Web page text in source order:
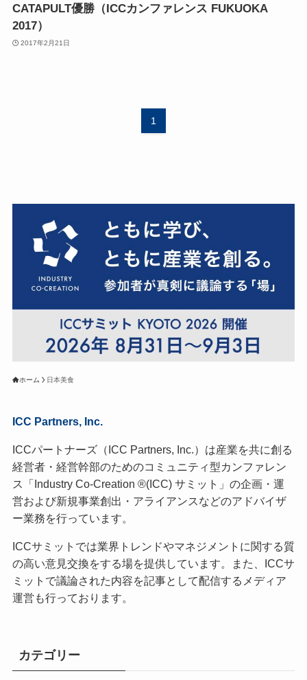
CATAPULT優勝（ICCカンファレンス FUKUOKA
2017）
2017年2月21日
1
ホーム 日本美食
ICC Partners, Inc.
ICCパートナーズ（ICC Partners, Inc.）は産業を共に創る
経営者・経営幹部のためのコミュニティ型カンファレン
ス「Industry Co-Creation ®(ICC) サミット」の企画・運
営および新規事業創出・アライアンスなどのアドバイザ
ー業務を行っています。
ICCサミットでは業界トレンドやマネジメントに関する質
の高い意見交換をする場を提供しています。また、ICCサ
ミットで議論された内容を記事として配信するメディア
運営も行っております。
カテゴリー